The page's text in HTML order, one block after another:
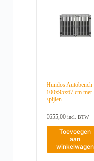
Hundos Autobench
100x95x67 cm met
spijlen
€655,00 incl. BTW
Toevoegen
aan
winkelwagen